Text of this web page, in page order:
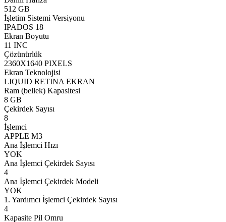
512 GB
İşletim Sistemi Versiyonu
IPADOS 18
Ekran Boyutu
11 INC
Çözünürlük
2360X1640 PIXELS
Ekran Teknolojisi
LIQUID RETINA EKRAN
Ram (bellek) Kapasitesi
8 GB
Çekirdek Sayısı
8
İşlemci
APPLE M3
Ana İşlemci Hızı
YOK
Ana İşlemci Çekirdek Sayısı
4
Ana İşlemci Çekirdek Modeli
YOK
1. Yardımcı İşlemci Çekirdek Sayısı
4
Kapasite Pil Omru